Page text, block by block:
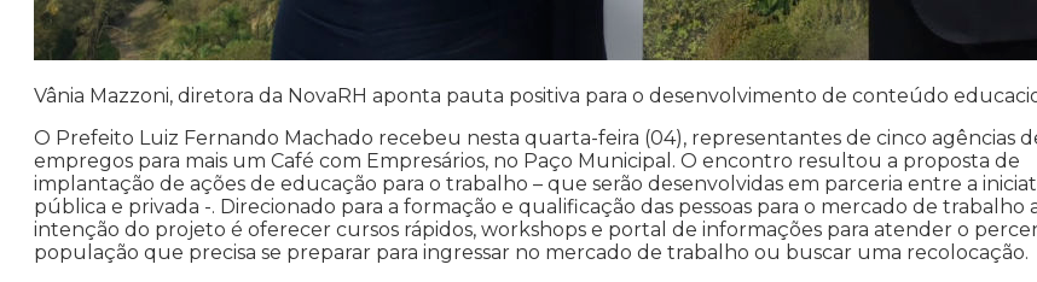
Vânia Mazzoni, diretora da NovaRH aponta pauta positiva para o desenvolvimento de conteúdo
O Prefeito Luiz Fernando Machado recebeu nesta quarta-feira (04), representantes de cinco agências
empregos para mais um Café com Empresários, no Paço Municipal. O encontro resultou a proposta de
implantação de ações de educação para o trabalho – que serão desenvolvidas em parceria entre a
pública e privada -. Direcionado para a formação e qualificação das pessoas para o mercado de trabalho
intenção do projeto é oferecer cursos rápidos, workshops e portal de informações para atender o
população que precisa se preparar para ingressar no mercado de trabalho ou buscar uma recolocação.